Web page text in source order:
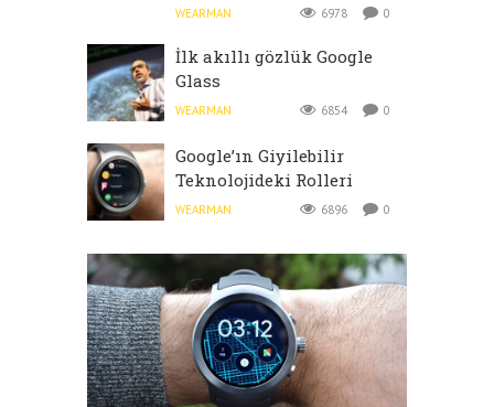
WEARMAN 6978 0
İlk akıllı gözlük Google
Glass
WEARMAN 6854 0
Google’ın Giyilebilir
Teknolojideki Rolleri
WEARMAN 6896 0